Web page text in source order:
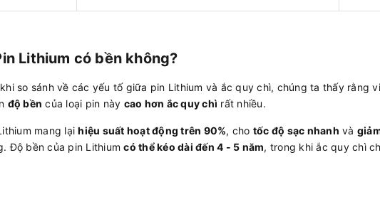
Lithium có bền không?
so sánh về các yếu tố giữa pin Lithium và ắc quy chì, chúng ta thấy rằng
độ bền của loại pin này cao hơn ắc quy chì rất nhiều.
mang lạihiệu suất hoạt động trên 90%, cho tốc độ sạc nhanh và
Độ bền của pin Lithiumcó thể kéo dài đến 4 - 5 năm, trong khi ắc quy chì